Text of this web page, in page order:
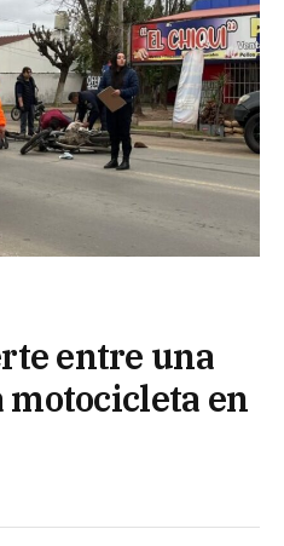
entre una
en